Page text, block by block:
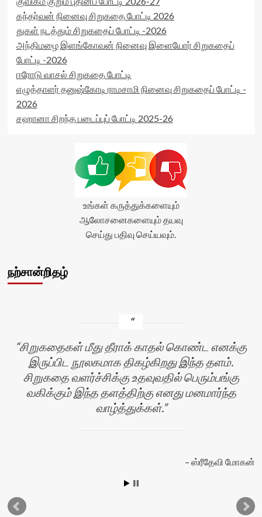
(0)
</span>
</div>
data-
rater-
postid='29455'
data-
rater-
readonly='true'
data-
readonly-
</div>
average'>0
கந்தர்வன் நினைவு சிறுகதை போட்டி 2026
துகள் நடத்தும் சிறுகதைப் போட்டி -2026
அந்திமழை இளங்கோவன் நினைவு இளையோர் சிறுகதைப்
போட்டி -2026
ஈரோடு வாசல் சிறுகதை போட்டி
எழுத்தாளர் தனுஷ்கோடி ராமசாமி நினைவு சிறுகதைப் போட்டி -
2026
சஹானா சிறந்த படைப்புப் போட்டி 2025-26
உங்கள் கருத்துக்களையும்
ஆலோசனைகளையும் தயவு
செய்து பதிவு செய்யவும்.
நற்சான்றிதழ்
சிறுகதைகள் மீது தீராக் காதல் கொண்ட எனக்கு
இருப்பிட நூலகமாக திகழ்கிறது இந்த தளம்.
சிறுகதை வளர்ச்சிக்கு உதவுவதில் பெரும்பங்கு
வகிக்கும் இந்த தளத்திற்கு எனது மனமார்ந்த
வாழ்த்துக்கள்.
ஸ்ரீதேவி மோகன்